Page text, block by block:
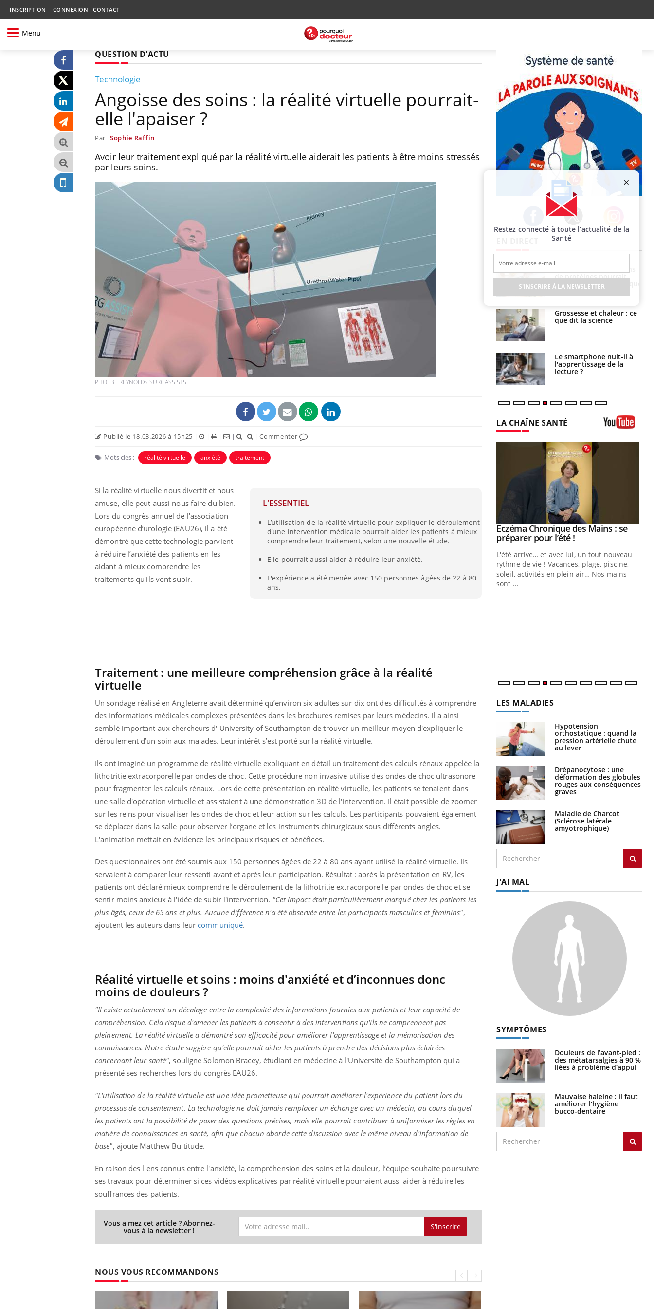
INSCRIPTION CONNEXION CONTACT
Menu
QUESTION D'ACTU
Technologie
Angoisse des soins : la réalité virtuelle pourrait-
elle l'apaiser ?
Par Sophie Raffin
Avoir leur traitement expliqué par la réalité virtuelle aiderait les patients à être moins stressés
par leurs soins.
PHOEBE REYNOLDS SURGASSISTS
Publié le 18.03.2026 à 15h25 | | | | |Commenter
Mots clés : réalité virtuelle anxiété traitement
L'ESSENTIEL
L’utilisation de la réalité virtuelle pour expliquer le déroulement
d’une intervention médicale pourrait aider les patients à mieux
comprendre leur traitement, selon une nouvelle étude.
Elle pourrait aussi aider à réduire leur anxiété.
L'expérience a été menée avec 150 personnes âgées de 22 à 80
ans.
Si la réalité virtuelle nous divertit et nous
amuse, elle peut aussi nous faire du bien.
Lors du congrès annuel de l'association
européenne d’urologie (EAU26), il a été
démontré que cette technologie parvient
à réduire l’anxiété des patients en les
aidant à mieux comprendre les
traitements qu’ils vont subir.
Traitement : une meilleure compréhension grâce à la réalité
virtuelle
Un sondage réalisé en Angleterre avait déterminé qu’environ six adultes sur dix ont des difficultés à comprendre
des informations médicales complexes présentées dans les brochures remises par leurs médecins. Il a ainsi
semblé important aux chercheurs d' University of Southampton de trouver un meilleur moyen d'expliquer le
déroulement d’un soin aux malades. Leur intérêt s’est porté sur la réalité virtuelle.
Ils ont imaginé un programme de réalité virtuelle expliquant en détail un traitement des calculs rénaux appelée la
lithotritie extracorporelle par ondes de choc. Cette procédure non invasive utilise des ondes de choc ultrasonore
pour fragmenter les calculs rénaux. Lors de cette présentation en réalité virtuelle, les patients se tenaient dans
une salle d'opération virtuelle et assistaient à une démonstration 3D de l'intervention. Il était possible de zoomer
sur les reins pour visualiser les ondes de choc et leur action sur les calculs. Les participants pouvaient également
se déplacer dans la salle pour observer l’organe et les instruments chirurgicaux sous différents angles.
L'animation mettait en évidence les principaux risques et bénéfices.
Des questionnaires ont été soumis aux 150 personnes âgées de 22 à 80 ans ayant utilisé la réalité virtuelle. Ils
servaient à comparer leur ressenti avant et après leur participation. Résultat : après la présentation en RV, les
patients ont déclaré mieux comprendre le déroulement de la lithotritie extracorporelle par ondes de choc et se
sentir moins anxieux à l'idée de subir l'intervention. "Cet impact était particulièrement marqué chez les patients les
plus âgés, ceux de 65 ans et plus. Aucune différence n'a été observée entre les participants masculins et féminins",
ajoutent les auteurs dans leur communiqué.
Réalité virtuelle et soins : moins d'anxiété et d’inconnues donc
moins de douleurs ?
"Il existe actuellement un décalage entre la complexité des informations fournies aux patients et leur capacité de
compréhension. Cela risque d'amener les patients à consentir à des interventions qu'ils ne comprennent pas
pleinement. La réalité virtuelle a démontré son efficacité pour améliorer l'apprentissage et la mémorisation des
connaissances. Notre étude suggère qu'elle pourrait aider les patients à prendre des décisions plus éclairées
concernant leur santé", souligne Solomon Bracey, étudiant en médecine à l'Université de Southampton qui a
présenté ses recherches lors du congrès EAU26.
"L'utilisation de la réalité virtuelle est une idée prometteuse qui pourrait améliorer l'expérience du patient lors du
processus de consentement. La technologie ne doit jamais remplacer un échange avec un médecin, au cours duquel
les patients ont la possibilité de poser des questions précises, mais elle pourrait contribuer à uniformiser les règles en
matière de connaissances en santé, afin que chacun aborde cette discussion avec le même niveau d'information de
base", ajoute Matthew Bultitude.
En raison des liens connus entre l'anxiété, la compréhension des soins et la douleur, l’équipe souhaite poursuivre
ses travaux pour déterminer si ces vidéos explicatives par réalité virtuelle pourraient aussi aider à réduire les
souffrances des patients.
Vous aimez cet article ? Abonnez-
vous à la newsletter ! S'inscrire
NOUS VOUS RECOMMANDONS
Facebook Twitter Instagram
Cancer colorectal : une
stratégie simple aurait
changé la donne au Pays
basque
Chikungunya, dengue,
West Nile : que se passe-
t-il dans le sud de la
France ?
Les médicaments GLP-1
protègent-ils aussi les os
Cytomégalovirus : ce qui
change dans la prise en
charge des femmes
enceintes
La sieste empêche-t-elle
de dormir la nuit ?
VIH : la fin du comprimé
tous les jours se profile-t-
Pourquoi votre ventre
gâche-t-il les premiers
jours de vos vacances ?
de protéines pourrait
finalement être bénéfique
Grossesse et chaleur : ce
que dit la science
Le smartphone nuit-il à
l'apprentissage de la
lecture ?
LA CHAÎNE SANTÉ
Eczéma Chronique des Mains :
expliquer ma maladie Youtube
Il y a des sujets qui sont faciles à aborder...
d'autres non ! D'un côté, poser des
questions sur la maladie d'un proche c'est
Youtube
Carence en fer : comprendre pour
prévenir Youtube
Fatigue, irritabilité, brouillard mental ou
même alopécie… Les symptômes de la
carence en fer sont multiples ce qui la rend
Youtube
Insuline & Charge mentale : et si on
osait en parler??Youtube
En 2026, l'insuline dans le diabète de type 2
reste entourée d'idées reçues chez les
patients comme parfois chez les soignants.
Youtube
Eczéma Chronique des Mains : se
préparer pour l’été !Youtube
L'été arrive… et avec lui, un tout nouveau
rythme de vie ! Vacances, plage, piscine,
soleil, activités en plein air… Nos mains
sont ...
LES MALADIES
Hypotension
orthostatique : quand la
pression artérielle chute
au lever
Drépanocytose : une
déformation des globules
rouges aux conséquences
graves
Maladie de Charcot
(Sclérose latérale
amyotrophique)
J'AI MAL
SYMPTÔMES
Douleurs de l’avant-pied :
des métatarsalgies à 90 %
liées à problème d’appui
Mauvaise haleine : il faut
améliorer l’hygiène
bucco-dentaire
Restez connecté à toute l’actualité de la
Santé
S'INSCRIRE À LA NEWSLETTER